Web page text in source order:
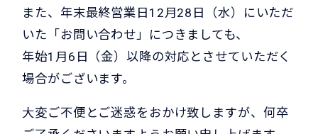
また、年末最終営業日12月28日（水）にいただ
いた「お問い合わせ」につきましても、
年始1月6日（金）以降の対応とさせていただく
場合がございます。
大変ご不便とご迷惑をおかけ致しますが、何卒